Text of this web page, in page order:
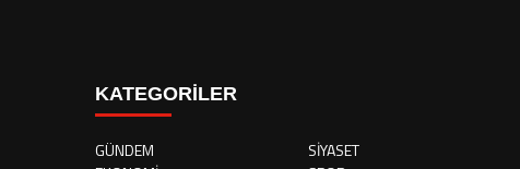
KATEGORİLER
GÜNDEM
SİYASET